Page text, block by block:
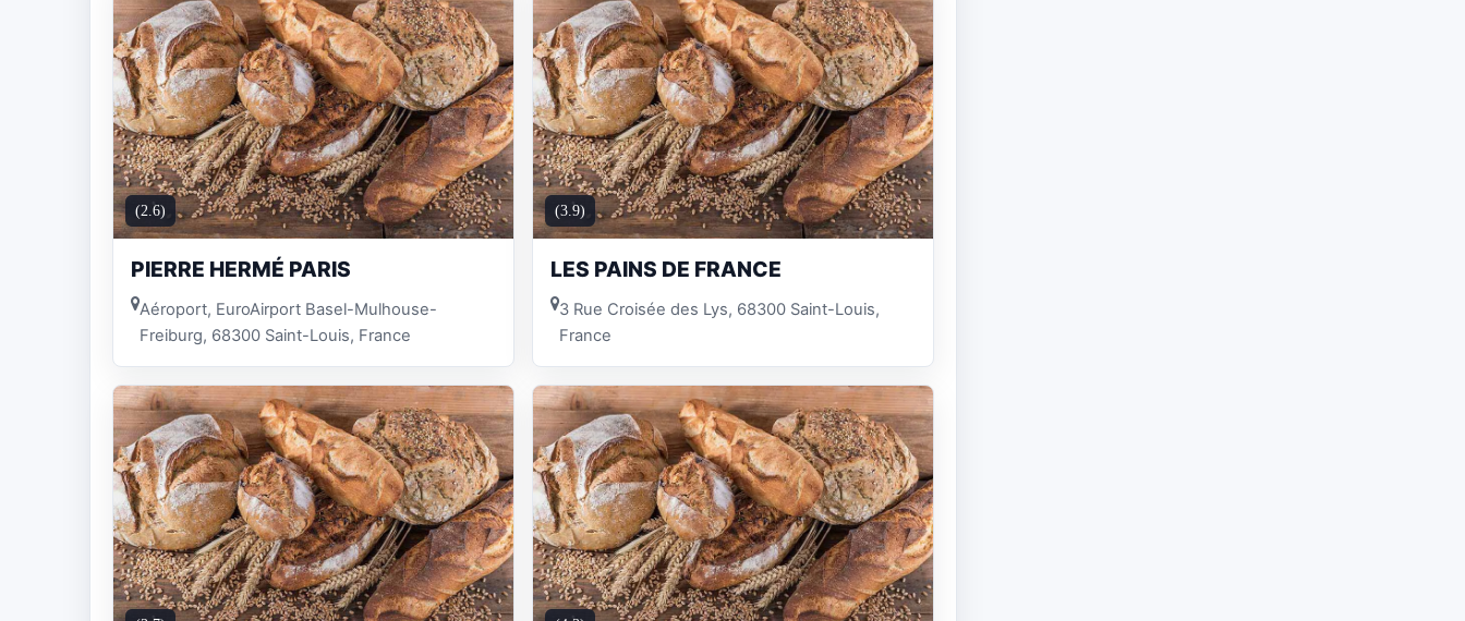
(2.6)
PIERRE HERMÉ PARIS
Aéroport, EuroAirport Basel-Mulhouse-
Freiburg, 68300 Saint-Louis, France
(3.9)
LES PAINS DE FRANCE
3 Rue Croisée des Lys, 68300 Saint-Louis,
France